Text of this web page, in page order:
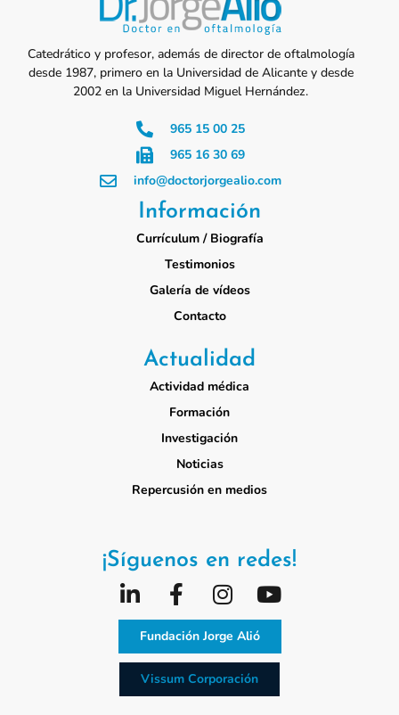
Catedrático y profesor, además de director de oftalmología
desde 1987, primero en la Universidad de Alicante y desde
2002 en la Universidad Miguel Hernández.
965 15 00 25
965 16 30 69
info@doctorjorgealio.com
Información
Currículum / Biografía
Testimonios
Galería de vídeos
Contacto
Actualidad
Actividad médica
Formación
Investigación
Noticias
Repercusión en medios
¡Síguenos en redes!
Fundación Jorge Alió
Vissum Corporación